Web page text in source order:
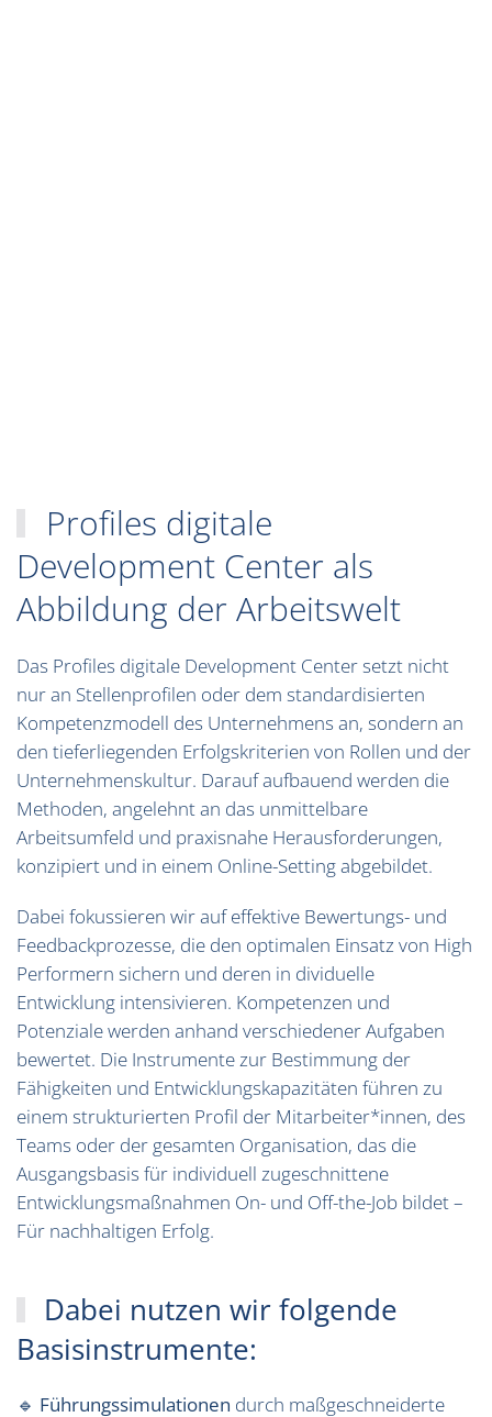
Profiles digitale
Development Center als
Abbildung der Arbeitswelt
Das Profiles digitale Development Center setzt nicht
nur an Stellenprofilen oder dem standardisierten
Kompetenzmodell des Unternehmens an, sondern an
den tieferliegenden Erfolgskriterien von Rollen und der
Unternehmenskultur. Darauf aufbauend werden die
Methoden, angelehnt an das unmittelbare
Arbeitsumfeld und praxisnahe Herausforderungen,
konzipiert und in einem Online-Setting abgebildet.
Dabei fokussieren wir auf effektive Bewertungs- und
Feedbackprozesse, die den optimalen Einsatz von High
Performern sichern und deren in dividuelle
Entwicklung intensivieren. Kompetenzen und
Potenziale werden anhand verschiedener Aufgaben
bewertet. Die Instrumente zur Bestimmung der
Fähigkeiten und Entwicklungskapazitäten führen zu
einem strukturierten Profil der Mitarbeiter*innen, des
Teams oder der gesamten Organisation, das die
Ausgangsbasis für individuell zugeschnittene
Entwicklungsmaßnahmen On- und Off-the-Job bildet –
Für nachhaltigen Erfolg.
Dabei nutzen wir folgende
Basisinstrumente:
🔹 Führungssimulationen durch maßgeschneiderte